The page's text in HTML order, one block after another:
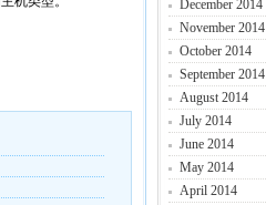
December 2014
November 2014
October 2014
September 2014
August 2014
July 2014
June 2014
May 2014
April 2014